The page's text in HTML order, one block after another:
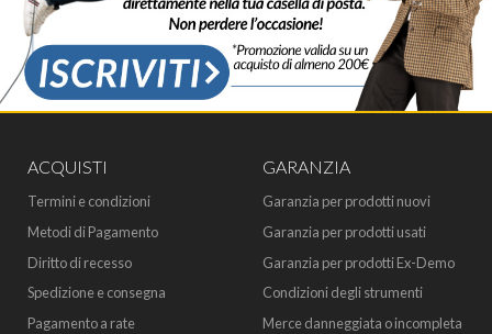
ACQUISTI
Termini e condizioni
Metodi di Pagamento
Diritto di recesso
Spedizione e consegna
Pagamento a rate
GARANZIA
Garanzia per prodotti nuovi
Garanzia per prodotti usati
Garanzia per prodotti Ex-Demo
Condizioni degli strumenti
Merce danneggiata o incompleta